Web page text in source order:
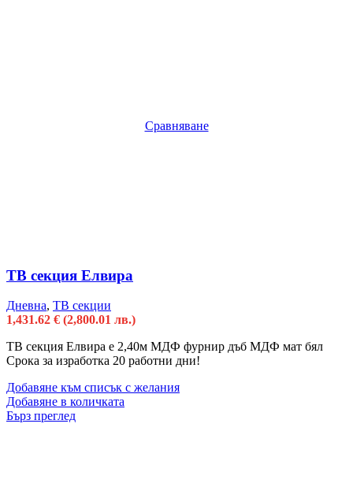
Сравняване
ТВ секция Елвира
Дневна, ТВ секции
1,431.62 € (2,800.01 лв.)
ТВ секция Елвира е 2,40м МДФ фурнир дъб МДФ мат бял
Срока за изработка 20 работни дни!
Добавяне към списък с желания
Добавяне в количката
Бърз преглед